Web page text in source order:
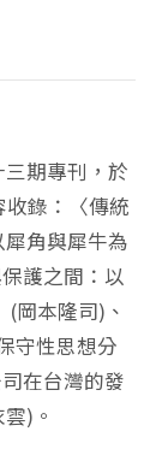
期專刊，於
錄：〈傳統
角與犀牛為
護之間：以
岡本隆司)、
守性思想分
在台灣的發
)。